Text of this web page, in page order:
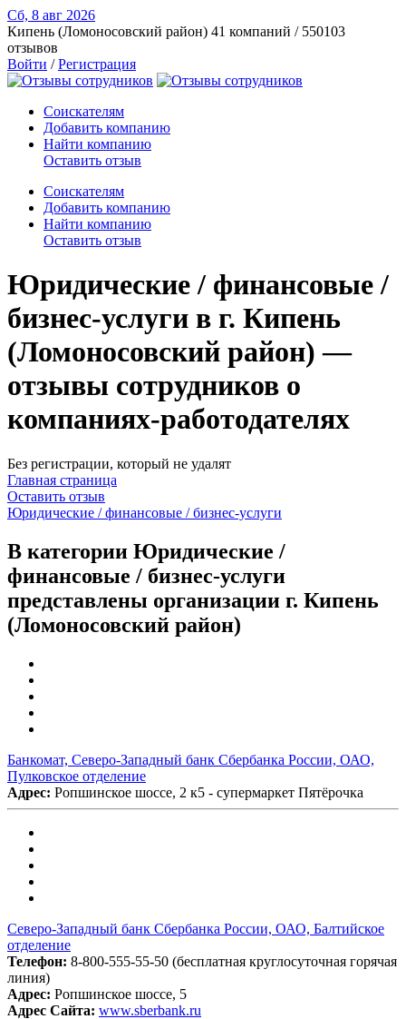
Сб, 8 авг 2026
Кипень (Ломоносовский район) 41 компаний / 550103
отзывов
Войти /Регистрация
Соискателям
Добавить компанию
Найти компанию
Оставить отзыв
Соискателям
Добавить компанию
Найти компанию
Оставить отзыв
Юридические / финансовые /
бизнес-услуги в г. Кипень
(Ломоносовский район) —
отзывы сотрудников о
компаниях-работодателях
Без регистрации, который не удалят
Главная страница
Оставить отзыв
Юридические / финансовые / бизнес-услуги
В категории Юридические /
финансовые / бизнес-услуги
представлены организации г. Кипень
(Ломоносовский район)
Банкомат, Северо-Западный банк Сбербанка России, ОАО,
Пулковское отделение
Адрес: Ропшинское шоссе, 2 к5 - супермаркет Пятёрочка
Северо-Западный банк Сбербанка России, ОАО, Балтийское
отделение
Телефон: 8-800-555-55-50 (бесплатная круглосуточная горячая
линия)
Адрес: Ропшинское шоссе, 5
Адрес Сайта: www.sberbank.ru